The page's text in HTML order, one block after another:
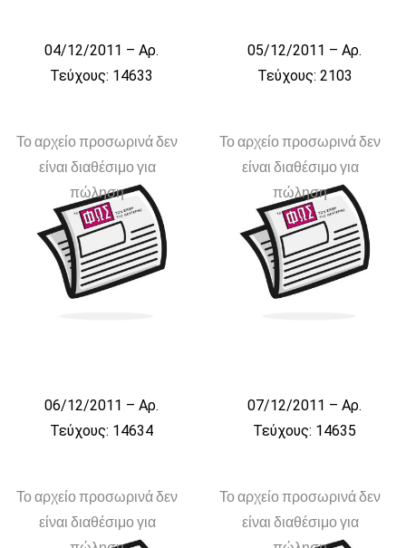
04/12/2011 – Αρ.
Τεύχους: 14633
05/12/2011 – Αρ.
Τεύχους: 2103
Το αρχείο προσωρινά δεν
είναι διαθέσιμο για
πώληση
06/12/2011 – Αρ.
Τεύχους: 14634
Το αρχείο προσωρινά δεν
είναι διαθέσιμο για
πώληση
07/12/2011 – Αρ.
Τεύχους: 14635
Το αρχείο προσωρινά δεν
είναι διαθέσιμο για
Το αρχείο προσωρινά δεν
είναι διαθέσιμο για